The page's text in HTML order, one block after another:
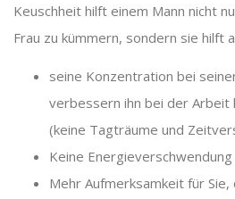
Keuschheit hilft einem Mann nicht
Frau zu kümmern, sondern sie hilft
seine Konzentration bei
verbessern ihn bei der
(keine Tagträume und
Keine Energieverschwendung
Mehr Aufmerksamkeit für